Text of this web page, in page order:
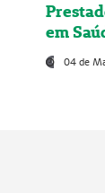
em
04 de